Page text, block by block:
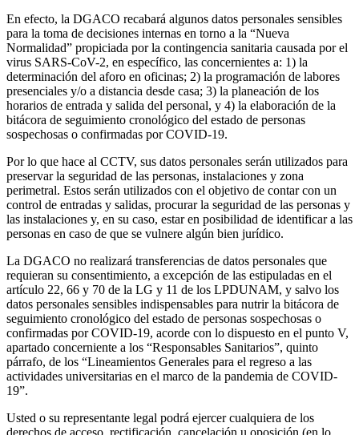
En efecto, la DGACO recabará algunos datos personales sensibles
para la toma de decisiones internas en torno a la “Nueva
Normalidad” propiciada por la contingencia sanitaria causada por el
virus SARS-CoV-2, en específico, las concernientes a: 1) la
determinación del aforo en oficinas; 2) la programación de labores
presenciales y/o a distancia desde casa; 3) la planeación de los
horarios de entrada y salida del personal, y 4) la elaboración de la
bitácora de seguimiento cronológico del estado de personas
sospechosas o confirmadas por COVID-19.
Por lo que hace al CCTV, sus datos personales serán utilizados para
preservar la seguridad de las personas, instalaciones y zona
perimetral. Estos serán utilizados con el objetivo de contar con un
control de entradas y salidas, procurar la seguridad de las personas y
las instalaciones y, en su caso, estar en posibilidad de identificar a las
personas en caso de que se vulnere algún bien jurídico.
La DGACO no realizará transferencias de datos personales que
requieran su consentimiento, a excepción de las estipuladas en el
artículo 22, 66 y 70 de la LG y 11 de los LPDUNAM, y salvo los
datos personales sensibles indispensables para nutrir la bitácora de
seguimiento cronológico del estado de personas sospechosas o
confirmadas por COVID-19, acorde con lo dispuesto en el punto V,
apartado concerniente a los “Responsables Sanitarios”, quinto
párrafo, de los “Lineamientos Generales para el regreso a las
actividades universitarias en el marco de la pandemia de COVID-
19”.
Usted o su representante legal podrá ejercer cualquiera de los